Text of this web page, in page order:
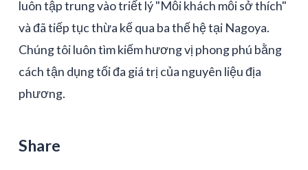
luôn tập trung vào triết lý "Mỗi khách mỗi sở thích"
và đã tiếp tục thừa kế qua ba thế hệ tại Nagoya.
Chúng tôi luôn tìm kiếm hương vị phong phú bằng
cách tận dụng tối đa giá trị của nguyên liệu địa
phương.
Share